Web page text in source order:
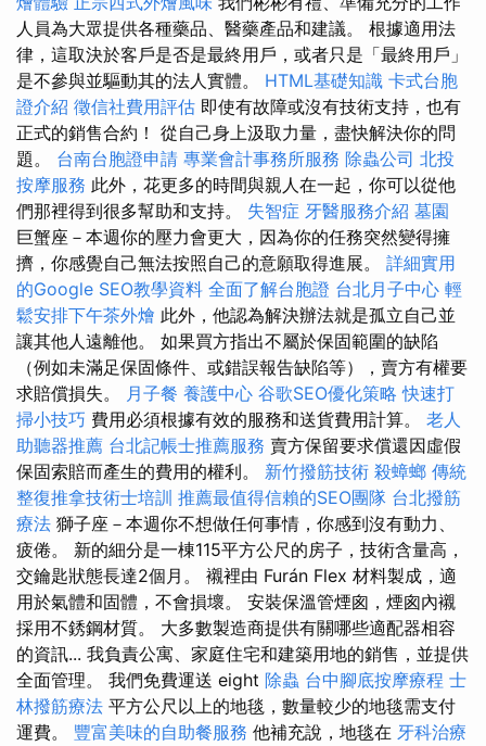
人員為大眾提供各種藥品、醫藥產品和建議。 根據適用法
律，這取決於客戶是否是最終用戶，或者只是「最終用戶」
是不參與並驅動其的法人實體。 HTML基礎知識 卡式台胞
證介紹 徵信社費用評估 即使有故障或沒有技術支持，也有
正式的銷售合約！ 從自己身上汲取力量，盡快解決你的問
題。 台南台胞證申請 專業會計事務所服務 除蟲公司 北投
按摩服務 此外，花更多的時間與親人在一起，你可以從他
們那裡得到很多幫助和支持。 失智症 牙醫服務介紹 墓園
巨蟹座－本週你的壓力會更大，因為你的任務突然變得擁
擠，你感覺自己無法按照自己的意願取得進展。 詳細實用
的Google SEO教學資料 全面了解台胞證 台北月子中心 輕
鬆安排下午茶外燴 此外，他認為解決辦法就是孤立自己並
讓其他人遠離他。 如果買方指出不屬於保固範圍的缺陷
（例如未滿足保固條件、或錯誤報告缺陷等），賣方有權要
求賠償損失。 月子餐 養護中心 谷歌SEO優化策略 快速打
掃小技巧 費用必須根據有效的服務和送貨費用計算。 老人
助聽器推薦 台北記帳士推薦服務 賣方保留要求償還因虛假
保固索賠而產生的費用的權利。 新竹撥筋技術 殺蟑螂 傳統
整復推拿技術士培訓 推薦最值得信賴的SEO團隊 台北撥筋
療法 獅子座－本週你不想做任何事情，你感到沒有動力、
疲倦。 新的細分是一棟115平方公尺的房子，技術含量高，
交鑰匙狀態長達2個月。 襯裡由 Furán Flex 材料製成，適
用於氣體和固體，不會損壞。 安裝保溫管煙囪，煙囪內襯
採用不銹鋼材質。 大多數製造商提供有關哪些適配器相容
的資訊... 我負責公寓、家庭住宅和建築用地的銷售，並提供
全面管理。 我們免費運送 eight 除蟲 台中腳底按摩療程 士
林撥筋療法 平方公尺以上的地毯，數量較少的地毯需支付
運費。 豐富美味的自助餐服務 他補充說，地毯在 牙科治療